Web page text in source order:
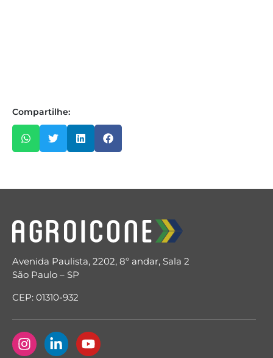
Compartilhe:
Avenida Paulista, 2202, 8º andar, Sala 2
São Paulo – SP
CEP: 01310-932